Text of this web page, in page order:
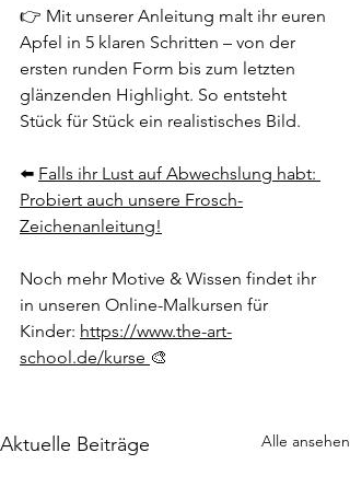
👉 Mit unserer Anleitung malt ihr euren
Apfel in 5 klaren Schritten – von der
ersten runden Form bis zum letzten
glänzenden Highlight. So entsteht
Stück für Stück ein realistisches Bild.
⬅️ Falls ihr Lust auf Abwechslung habt:
Probiert auch unsere Frosch-
Zeichenanleitung!
Noch mehr Motive & Wissen findet ihr
in unseren Online-Malkursen für
Kinder: https://www.the-art-
school.de/kurse 🎨
Aktuelle Beiträge Alle ansehen